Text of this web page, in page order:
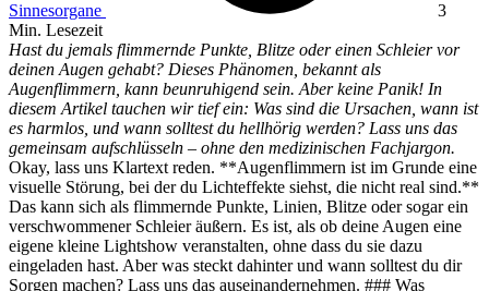
Sinnesorgane
3
Min. Lesezeit
Hast du jemals flimmernde Punkte, Blitze oder einen Schleier vor
deinen Augen gehabt? Dieses Phänomen, bekannt als
Augenflimmern, kann beunruhigend sein. Aber keine Panik! In
diesem Artikel tauchen wir tief ein: Was sind die Ursachen, wann ist
es harmlos, und wann solltest du hellhörig werden? Lass uns das
gemeinsam aufschlüsseln – ohne den medizinischen Fachjargon.
Okay, lass uns Klartext reden. **Augenflimmern ist im Grunde eine
visuelle Störung, bei der du Lichteffekte siehst, die nicht real sind.**
Das kann sich als flimmernde Punkte, Linien, Blitze oder sogar ein
verschwommener Schleier äußern. Es ist, als ob deine Augen eine
eigene kleine Lightshow veranstalten, ohne dass du sie dazu
eingeladen hast. Aber was steckt dahinter und wann solltest du dir
Sorgen machen? Lass uns das auseinandernehmen. ### Was